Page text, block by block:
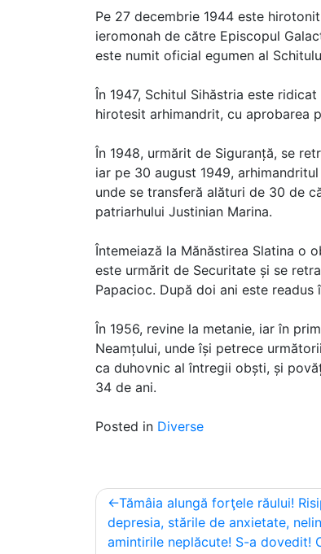
Pe 27 decembrie 1944 este
ieromonah de către Episcopul
este numit oficial egumen al
În 1947, Schitul Sihăstria este
hirotesit arhimandrit, cu aprobarea
În 1948, urmărit de Siguranță, se
iar pe 30 august 1949,
unde se transferă alături de 30 de
patriarhului Justinian Marina.
Întemeiază la Mănăstirea Slatina o
este urmărit de Securitate și se
Papacioc. După doi ani este
În 1956, revine la metanie, iar în
Neamțului, unde își petrece
ca duhovnic al întregii obști, și
34 de ani.
Posted in Diverse
Post
navigation
Tămâia alungă forţele răului!
depresia, stările de anxietate,
amintirile neplăcute! S-a dovedit!